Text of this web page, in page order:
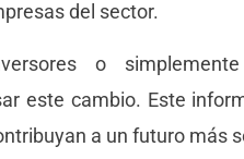
del sector.
o
este cambio. Este
a un futuro más